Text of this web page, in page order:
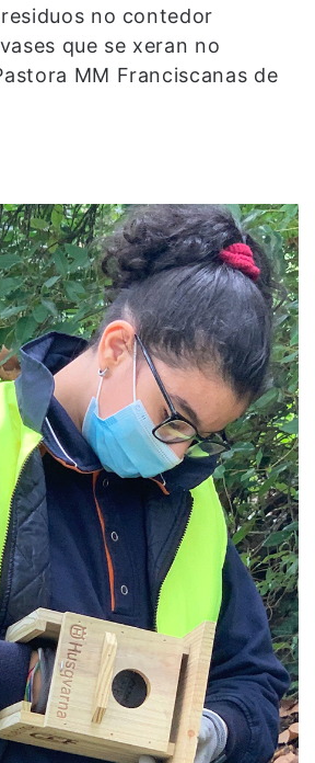
no contedor
que se xeran no
MM Franciscanas de